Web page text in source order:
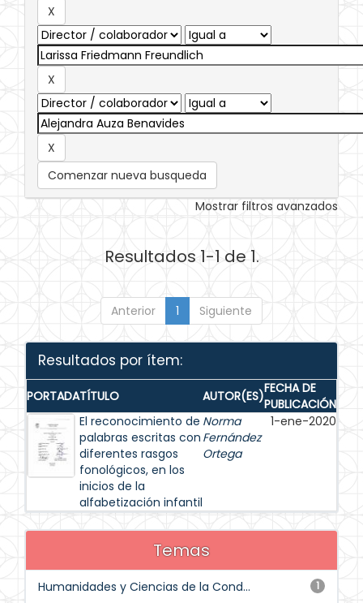
Comenzar nueva busqueda
Mostrar filtros avanzados
Resultados 1-1 de 1.
Anterior 1 Siguiente
Resultados por ítem:
PORTADATÍTULO AUTOR(ES)FECHA DE
PUBLICACIÓN
El reconocimiento de
palabras escritas con
diferentes rasgos
fonológicos, en los
inicios de la
alfabetización infantil
Norma
Fernández
Ortega
1-ene-2020
Temas
1
Humanidades y Ciencias de la Cond...